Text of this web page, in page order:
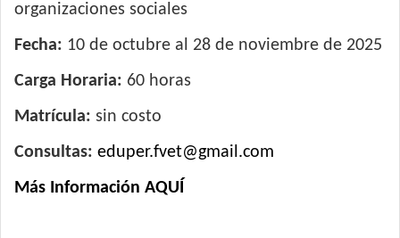
organizaciones sociales
Fecha: 10 de octubre al 28 de noviembre de 2025
Carga Horaria: 60 horas
Matrícula: sin costo
Consultas: eduper.fvet@gmail.com
Más Información AQUÍ